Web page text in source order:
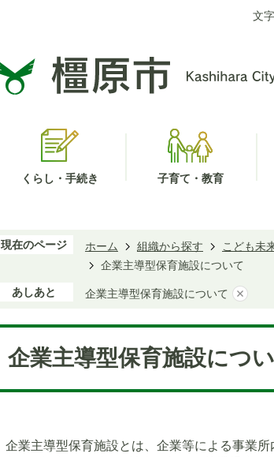
文
くらし・手続き 子育て・教育
現在のページ ホーム 組織から探す こども未
企業主導型保育施設について
あしあと 企業主導型保育施設について
企業主導型保育施設につ
企業主導型保育施設とは、企業等による事業